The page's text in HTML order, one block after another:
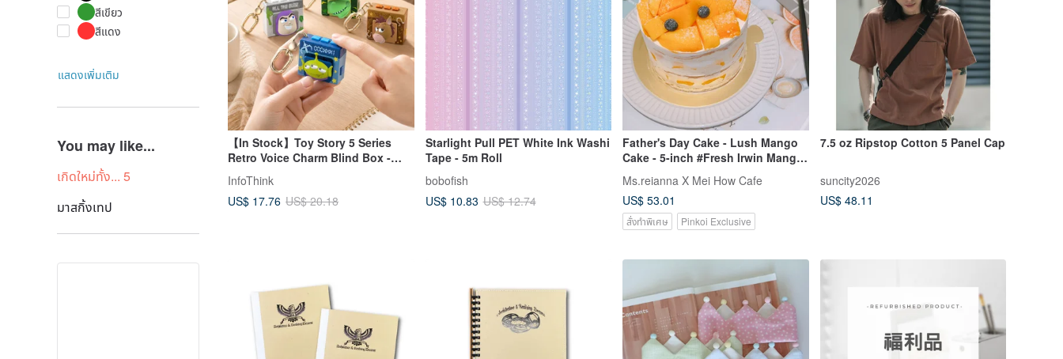
สีเขียว
สีแดง
แสดงเพิ่มเติม
You may like...
เกิดใหม่ทั้ง... 5
มาสกิ้งเทป
【In Stock】Toy Story 5 Series
Retro Voice Charm Blind Box -
Random Shipment
InfoThink
US$ 17.76 US$ 20.18
Starlight Pull PET White Ink Washi
Tape - 5m Roll
bobofish
US$ 10.83 US$ 12.74
Father's Day Cake - Lush Mango
Cake - 5-inch #Fresh Irwin Mango
#Chantilly Cake
Ms.reianna X Mei How Cafe
US$ 53.01
สั่งทำพิเศษ Pinkoi Exclusive
7.5 oz Ripstop Cotton 5 Panel Cap
suncity2026
US$ 48.11